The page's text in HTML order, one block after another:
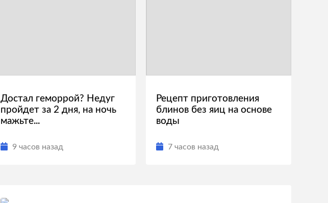
Достал геморрой? Недуг
пройдет за 2 дня, на ночь
мажьте...
9 часов назад
Рецепт приготовления
блинов без яиц на основе
воды
7 часов назад